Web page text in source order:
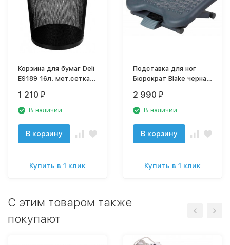
Корзина для бумаг Deli
E9189 16л. мет.сетка
1 210 ₽
В наличии
В корзину
Купить в 1 клик
Подставка для ног
Бюрократ Blake черная
2 990 ₽
В наличии
В корзину
Купить в 1 клик
C этим товаром также
покупают